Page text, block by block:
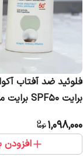
فلوئید ضد آفتاب
1,098,000
افزودن